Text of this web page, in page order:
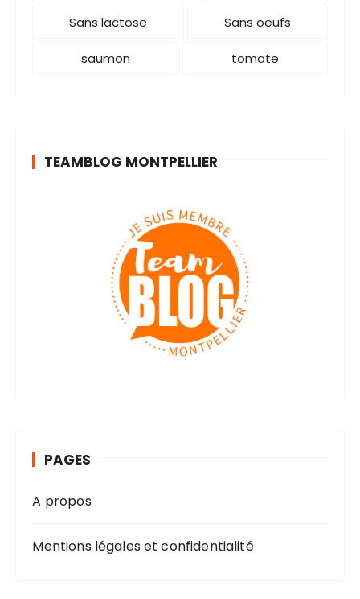
Sans lactose Sans oeufs
saumon tomate
TEAMBLOG MONTPELLIER
PAGES
A propos
Mentions légales et confidentialité